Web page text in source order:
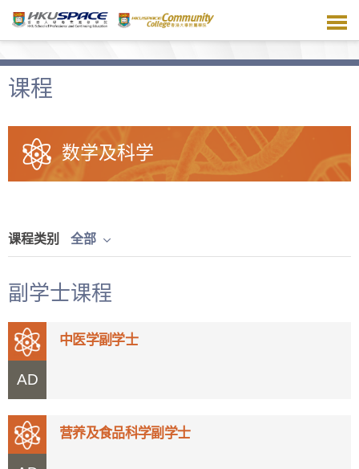
主
容课程
数学及科学
课程类别 全部
副学士课程
AD
中医学副学士
营养及食品科学副学士